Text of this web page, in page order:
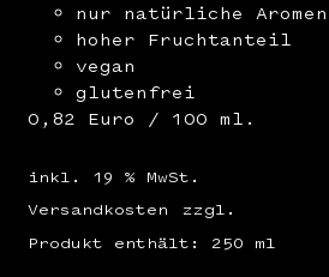
nur natürliche Aromen
hoher Fruchtanteil
vegan
glutenfrei
0,82 Euro / 100 ml.
inkl. 19 % MwSt.
zzgl.
Versandkosten
Produkt enthält: 250 ml